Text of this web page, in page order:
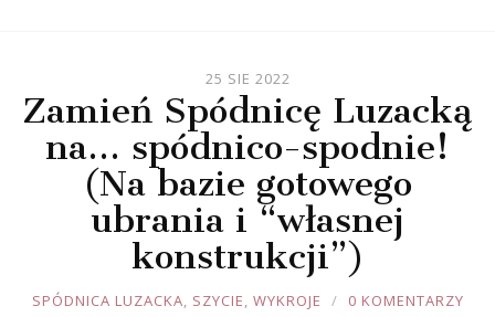
25 SIE 2022
Zamień Spódnicę Luzacką
na… spódnico-spodnie!
(Na bazie gotowego
ubrania i “własnej
konstrukcji”)
JOULE
SPÓDNICA LUZACKA, SZYCIE, WYKROJE 0 KOMENTARZY